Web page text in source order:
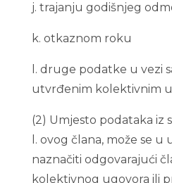
j. trajanju godišnjeg
k. otkaznom roku
l. druge podatke u vezi
utvrđenim kolektivnim
(2) Umjesto podataka iz
l. ovog člana, može se
naznačiti odgovarajući
kolektivnog ugovora ili